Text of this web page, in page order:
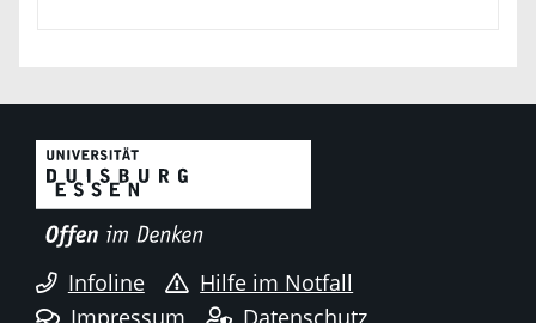
Infoline
Hilfe im Notfall
Impressum
Datenschutz